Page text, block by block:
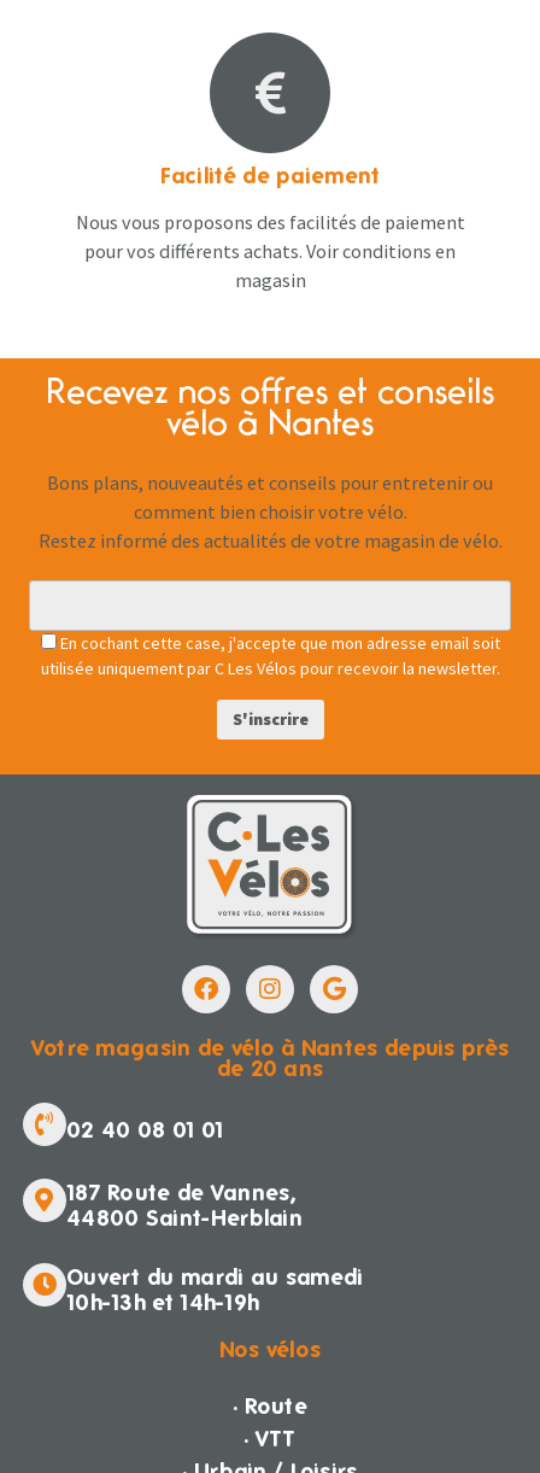
Facilité de paiement
Nous vous proposons des facilités de paiement
pour vos différents achats. Voir conditions en
magasin
Recevez nos offres et conseils
vélo à Nantes
Bons plans, nouveautés et conseils pour entretenir ou
comment bien choisir votre vélo.
Restez informé des actualités de votre magasin de vélo.
En cochant cette case, j'accepte que mon adresse email soit
utilisée uniquement par C Les Vélos pour recevoir la newsletter.
Votre magasin de vélo à Nantes depuis près
de 20 ans
02 40 08 01 01
187 Route de Vannes,
44800 Saint-Herblain
Ouvert du mardi au samedi
10h-13h et 14h-19h
Nos vélos
· Route
· VTT